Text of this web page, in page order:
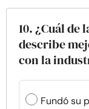
10. ¿Cuál de
describe
con la
Fundó su